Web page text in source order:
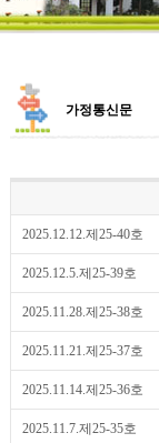
가정통신문
2025.12.12.제25-40호
2025.12.5.제25-39호
2025.11.28.제25-38호
2025.11.21.제25-37호
2025.11.14.제25-36호
2025.11.7.제25-35호